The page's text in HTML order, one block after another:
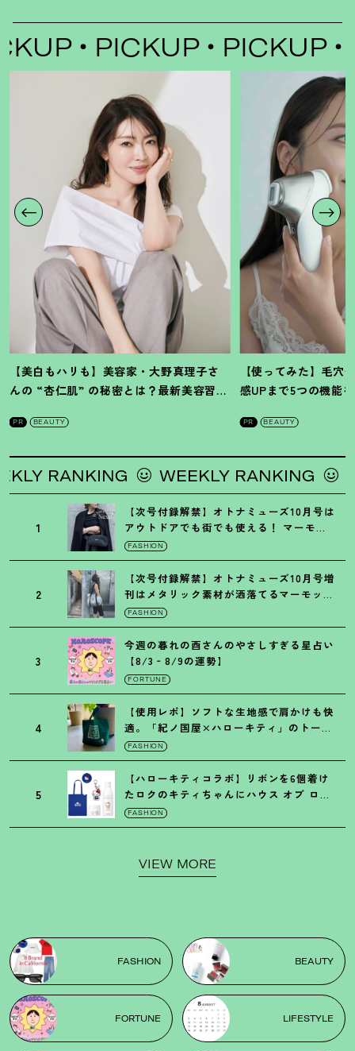
PICKUP PICKUP
【美白もハリも】美容家・大野真理子さ
んの “杏仁肌” の秘密とは ？ 最新美容習慣
PR BEAUTY
【使ってみた】毛穴
感UPまで5つの機能
PR BEAUTY
RANKING WEEKLY RANKING
1
【次号付録解禁】オトナミューズ10月号は
アウトドアでも街でも使える ！ マーモッ
トの黒ショルダー
FASHION
2
【次号付録解禁】オトナミューズ10月号増
刊はメタリック素材が洒落てるマーモット
の保冷バッグ
FASHION
3
今週の暮れの酉さんのやさしすぎる星占い
【8/3‐8/9の運勢】
FORTUNE
4
【使用レポ】ソフトな生地感で肩かけも快
適。「紀ノ国屋×ハローキティ」のトート
がガシガシ使えて最高です
FASHION
5
【ハローキティコラボ】リボンを6個着け
たロクのキティちゃんにハウス オブ ロー
ゼの限定パケも
FASHION
VIEW MORE
FASHION BEAUTY
FORTUNE LIFESTYLE